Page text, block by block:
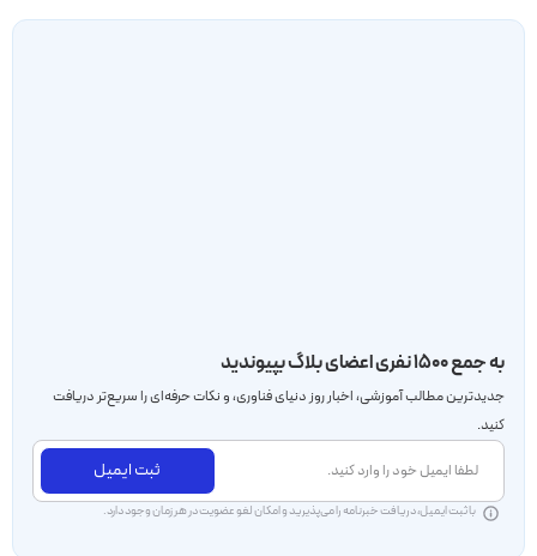
به جمع ۱۵۰۰ نفری اعضای بلاگ بپیوندید
جدید‌ترین مطالب آموزشی، اخبار روز دنیای فناوری، و نکات حرفه‌ای را سریع‌تر دریافت
کنید.
ثبت ایمیل
با ثبت ایمیل، دریافت خبرنامه را می‌پذیرید و امکان لغو عضویت در هر زمان وجود دارد.